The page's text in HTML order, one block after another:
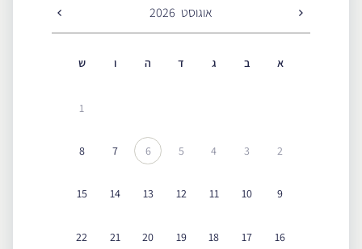
אוגוסט 2026
א ב ג ד ה ו ש
1
2
3
4
5
6
7
8
9
10
11
12
13
14
15
16
17
18
19
20
21
22